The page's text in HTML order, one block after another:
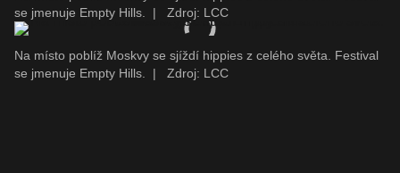
se jmenuje Empty Hills.
| Zdroj: LCC
Na místo poblíž Moskvy se sjíždí hippies z celého světa. Festival
se jmenuje Empty Hills.
| Zdroj: LCC